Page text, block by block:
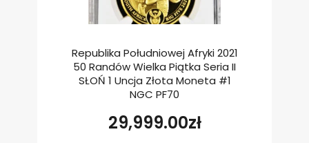
Republika Południowej Afryki 2021
50 Randów Wielka Piątka Seria II
SŁOŃ 1 Uncja Złota Moneta #1
NGC PF70
29,999.00zł